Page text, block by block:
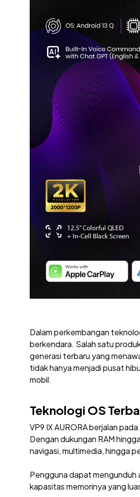
Dalam perkembangan
berkendara. Salah satu
generasi terbaru yang
tidak hanya menjadi pusat
mobil.
Teknologi OS
VP9 IX AURORA berjalan
Dengan dukungan RAM
navigasi, multimedia, hingga
Pengguna dapat mengunduh
kapasitas memorinya yang